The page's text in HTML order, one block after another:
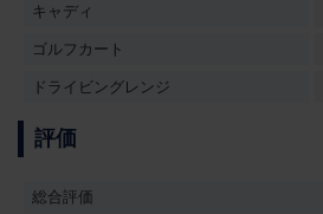
キャディ
ゴルフカート
ドライビングレンジ
評価
総合評価